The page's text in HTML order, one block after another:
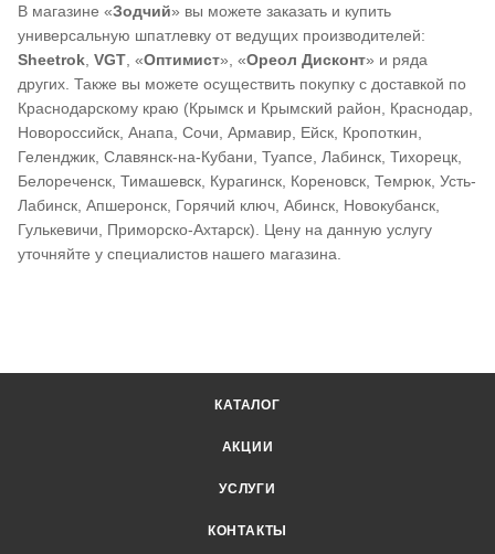
В магазине «Зодчий» вы можете заказать и купить
универсальную шпатлевку от ведущих производителей:
Sheetrok, VGT, «Оптимист», «Ореол Дисконт» и ряда
других. Также вы можете осуществить покупку с доставкой по
Краснодарскому краю (Крымск и Крымский район, Краснодар,
Новороссийск, Анапа, Сочи, Армавир, Ейск, Кропоткин,
Геленджик, Славянск-на-Кубани, Туапсе, Лабинск, Тихорецк,
Белореченск, Тимашевск, Курагинск, Кореновск, Темрюк, Усть-
Лабинск, Апшеронск, Горячий ключ, Абинск, Новокубанск,
Гулькевичи, Приморско-Ахтарск). Цену на данную услугу
уточняйте у специалистов нашего магазина.
КАТАЛОГ
АКЦИИ
УСЛУГИ
КОНТАКТЫ